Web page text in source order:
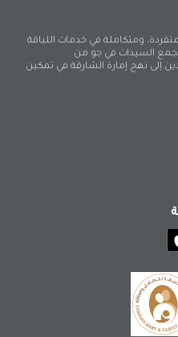
ومتكاملة في خدمات اللياقة
يجمع السيدات في جو من
إلى نهج إمارة الشارقة في تمكين